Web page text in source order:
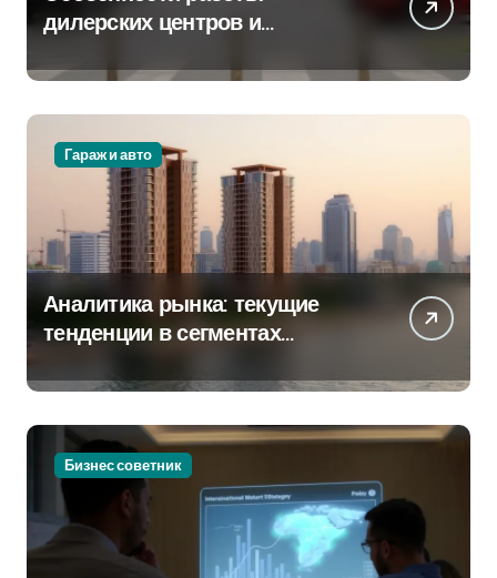
дилерских центров и
крупных проспектах
Гараж и авто
Аналитика рынка: текущие
тенденции в сегментах
Бизнес советник